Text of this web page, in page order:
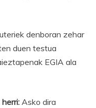
denboran zehar
duen testua
EGIA ala
Asko dira